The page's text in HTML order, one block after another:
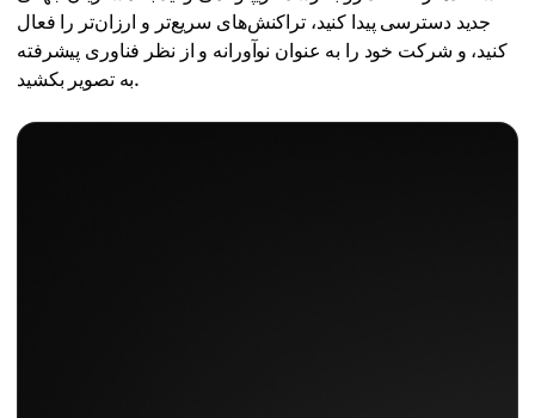
جدید دسترسی پیدا کنید، تراکنش‌های سریع‌تر و ارزان‌تر را فعال
کنید، و شرکت خود را به عنوان نوآورانه و از نظر فناوری پیشرفته
به تصویر بکشید.